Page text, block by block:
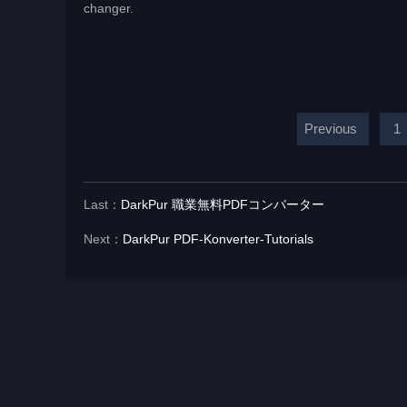
changer.
Previous 1
Last： DarkPur 職業無料PDFコンバーター
Next： DarkPur PDF-Konverter-Tutorials